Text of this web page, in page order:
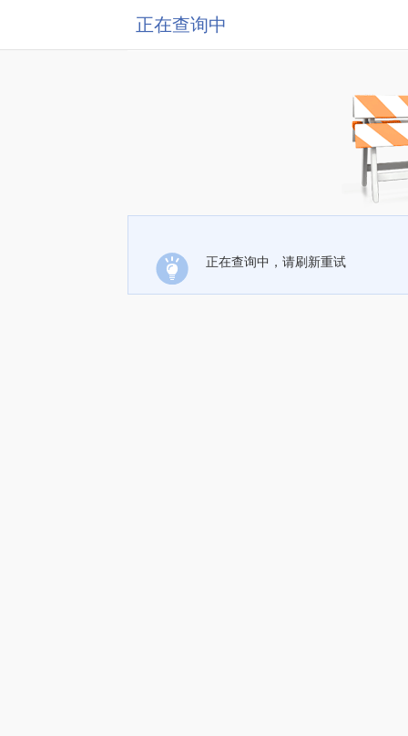
正在查询中
正在查询中，请刷新重试